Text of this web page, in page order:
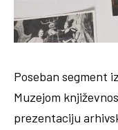
Poseban segment
Muzejom
prezentaciju